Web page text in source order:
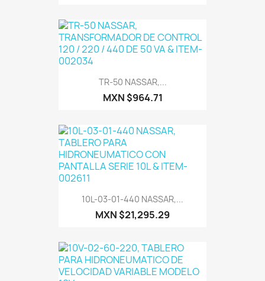
TR-50 NASSAR,...
MXN $964.71
10L-03-01-440 NASSAR,...
MXN $21,295.29